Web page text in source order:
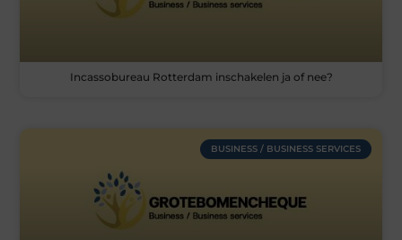
Incassobureau Rotterdam inschakelen ja of nee?
BUSINESS / BUSINESS SERVICES